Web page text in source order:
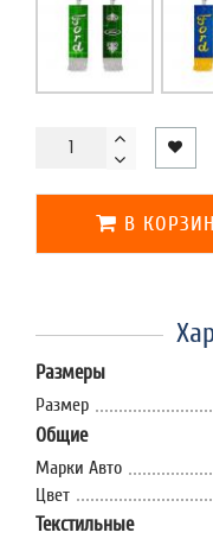
В
Размеры
Размер
Общие
Марки Авто
Цвет
Текстильные